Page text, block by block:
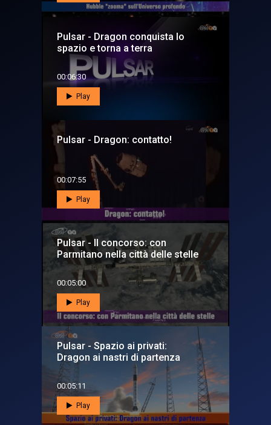
Pulsar - Dragon conquista lo
spazio e torna a terra
00:06:30
Play
Pulsar - Dragon: contatto!
00:07:55
Play
Pulsar - Il concorso: con
Parmitano nella città delle stelle
00:05:00
Play
Pulsar - Spazio ai privati:
Dragon ai nastri di partenza
00:05:11
Play